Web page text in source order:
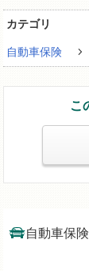
カテゴリ
自動車保険
こ
自動車保険